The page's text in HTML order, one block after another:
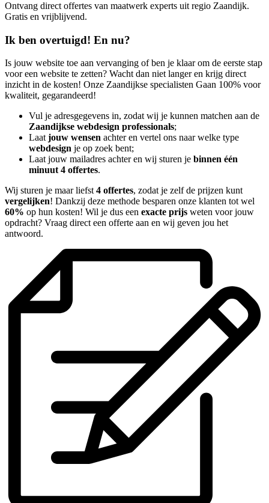
Ontvang direct offertes van maatwerk experts uit regio Zaandijk.
Gratis en vrijblijvend.
Ik ben overtuigd! En nu?
Is jouw website toe aan vervanging of ben je klaar om de eerste stap
voor een website te zetten? Wacht dan niet langer en krijg direct
inzicht in de kosten! Onze Zaandijkse specialisten Gaan 100% voor
kwaliteit, gegarandeerd!
Vul je adresgegevens in, zodat wij je kunnen matchen aan de
Zaandijkse webdesign professionals;
Laat jouw wensen achter en vertel ons naar welke type
webdesign je op zoek bent;
Laat jouw mailadres achter en wij sturen je binnen één
minuut 4 offertes.
Wij sturen je maar liefst 4 offertes, zodat je zelf de prijzen kunt
vergelijken! Dankzij deze methode besparen onze klanten tot wel
60% op hun kosten! Wil je dus een exacte prijs weten voor jouw
opdracht? Vraag direct een offerte aan en wij geven jou het
antwoord.